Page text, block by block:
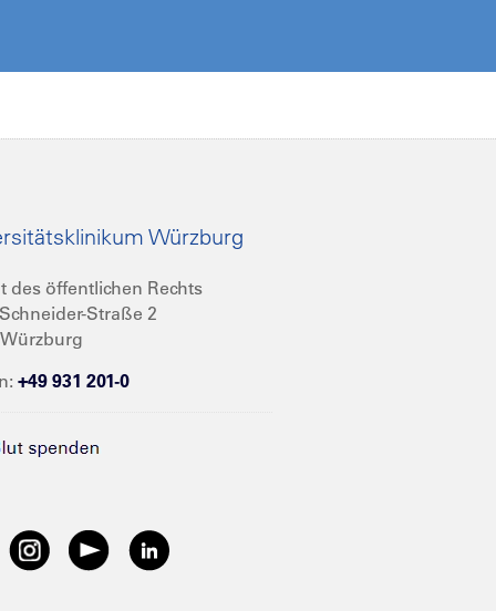
Würzburg
des öffentlichen Rechts
Straße 2
+49 931 201-0